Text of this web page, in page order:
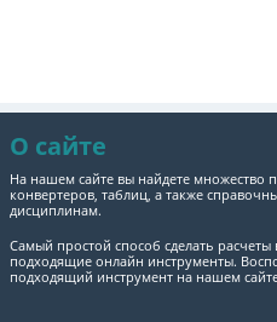
О сайте
На нашем сайте вы найдете множество
конвертеров, таблиц, а также
дисциплинам.
Самый простой способ сделать расчеты
подходящие онлайн инструменты.
подходящий инструмент на нашем